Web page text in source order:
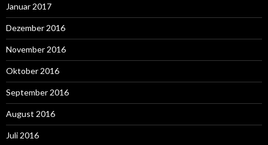
Januar 2017
Dezember 2016
November 2016
Oktober 2016
September 2016
August 2016
Juli 2016